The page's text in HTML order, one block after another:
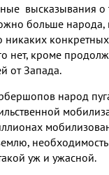
высказывания о
больше народа,
никаких
нет, кроме
от Запада.
народ
уж и ужасной.